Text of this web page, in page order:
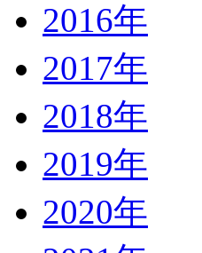
2016年
2017年
2018年
2019年
2020年